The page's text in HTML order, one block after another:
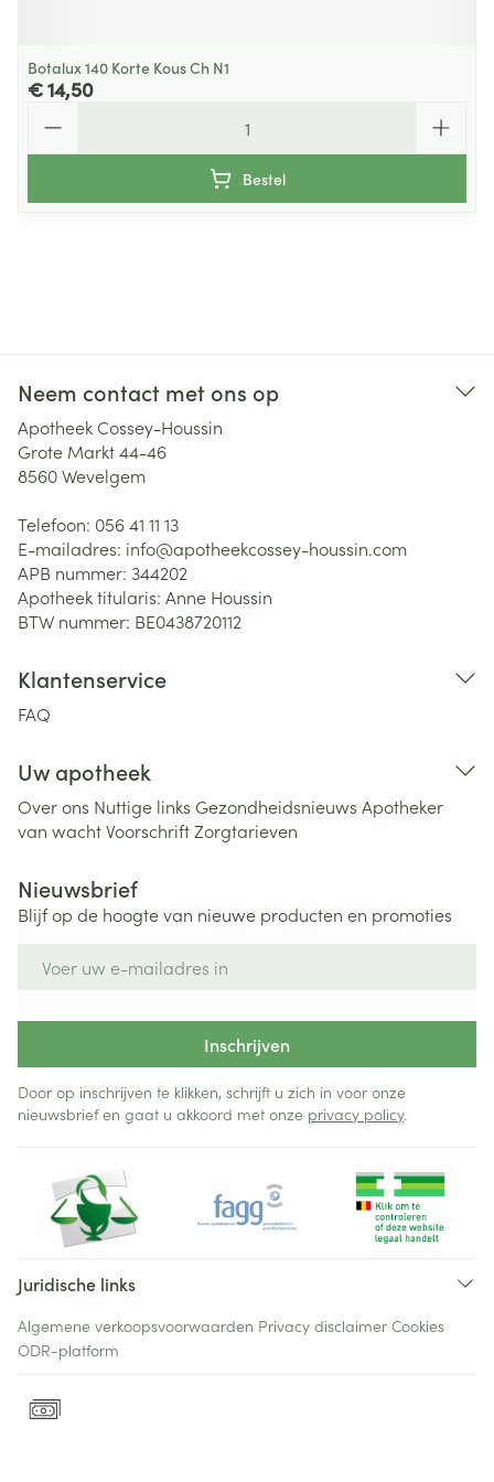
Botalux 140 Korte Kous Ch N1
€ 14,50
Bestel
Neem contact met ons op
Apotheek Cossey-Houssin
Grote Markt 44-46
8560Wevelgem
Telefoon: 056 41 11 13
E-mailadres: info@apotheekcossey-houssin.com
APB nummer: 344202
Apotheek titularis: Anne Houssin
BTW nummer: BE0438720112
Klantenservice
FAQ
Uw apotheek
Over ons Nuttige links Gezondheidsnieuws Apotheker
van wachtVoorschriftZorgtarieven
Nieuwsbrief
Blijf op de hoogte van nieuwe producten en promoties
Inschrijven
Door op inschrijven te klikken, schrijft u zich in voor onze
nieuwsbrief en gaat u akkoord met onze privacy policy.
Juridische links
Algemene verkoopsvoorwaarden Privacy disclaimer Cookies
ODR-platform